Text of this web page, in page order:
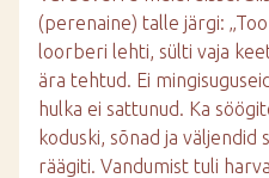
(perenaine) talle järgi:
loorberi lehti, sülti vaja
ära tehtud. Ei
hulka ei sattunud. Ka
koduski, sõnad ja väljendid
räägiti. Vandumist tuli